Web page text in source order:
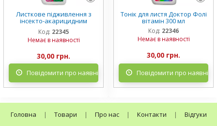
Листкове підживлення з
інсекто-акарицидним
ефектом Доктор Фолі від
шкідників 300 мл
Код: 22345
Немає в наявності
30,00 грн.
Повідомити про наявність
Тонік для листя Доктор Фолі
вітамін 300 мл
Код: 22346
Немає в наявності
30,00 грн.
Повідомити про
Головна | Товари | Про нас | Контакти | Відгуки